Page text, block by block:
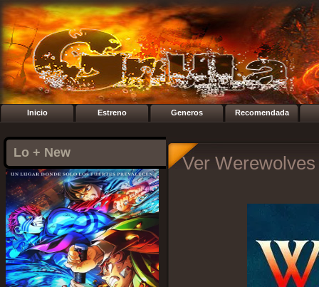
Inicio Estreno Generos Recomendada
Lo + New Ver